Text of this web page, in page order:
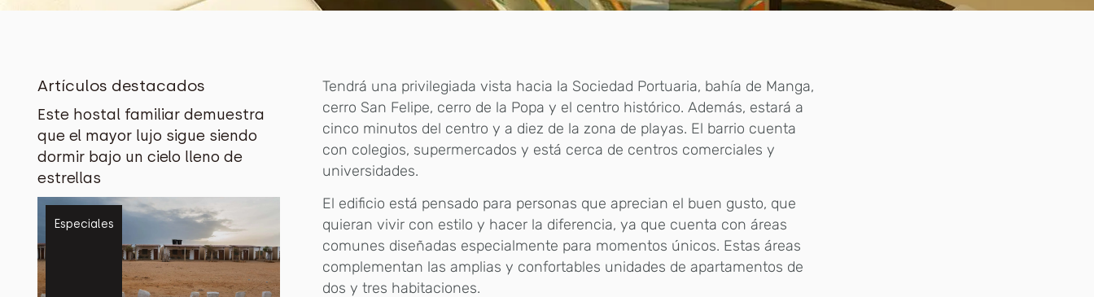
Artículos destacados
Este hostal familiar demuestra
que el mayor lujo sigue siendo
dormir bajo un cielo lleno de
estrellas
Especiales
Tendrá una privilegiada vista hacia la Sociedad Portuaria, bahía de Manga,
cerro San Felipe, cerro de la Popa y el centro histórico. Además, estará a
cinco minutos del centro y a diez de la zona de playas. El barrio cuenta
con colegios, supermercados y está cerca de centros comerciales y
universidades.
El edificio está pensado para personas que aprecian el buen gusto, que
quieran vivir con estilo y hacer la diferencia, ya que cuenta con áreas
comunes diseñadas especialmente para momentos únicos. Estas áreas
complementan las amplias y confortables unidades de apartamentos de
dos y tres habitaciones.